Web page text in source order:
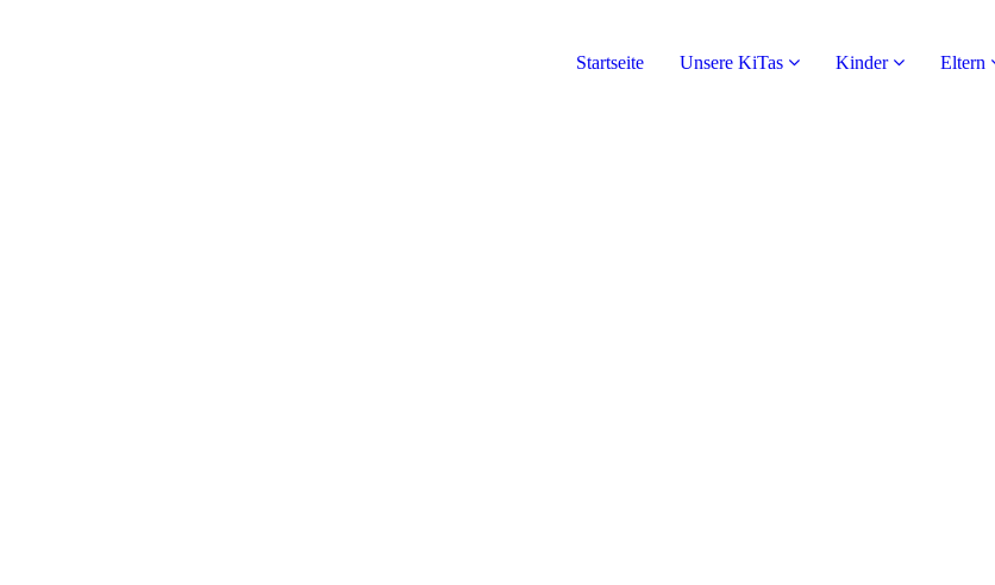
Startseite Unsere KiTas Kinder Eltern